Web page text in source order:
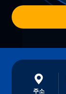
주소